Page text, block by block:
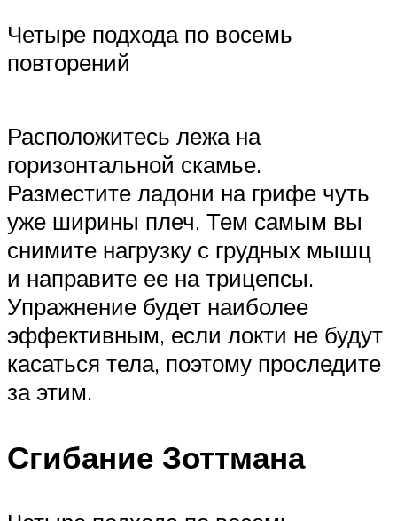
Четыре подхода по восемь
повторений
Расположитесь лежа на
горизонтальной скамье.
Разместите ладони на грифе чуть
уже ширины плеч. Тем самым вы
снимите нагрузку с грудных мышц
и направите ее на трицепсы.
Упражнение будет наиболее
эффективным, если локти не будут
касаться тела, поэтому проследите
за этим.
Сгибание Зоттмана